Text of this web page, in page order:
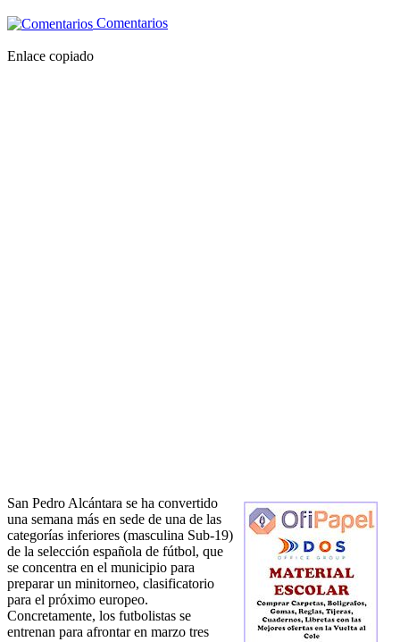
Comentarios
Enlace copiado
San Pedro Alcántara se ha convertido
una semana más en sede de una de las
categorías inferiores (masculina Sub-19)
de la selección española de fútbol, que
se concentra en el municipio para
preparar un minitorneo, clasificatorio
para el próximo europeo.
Concretamente, los futbolistas se
entrenan para afrontar en marzo tres